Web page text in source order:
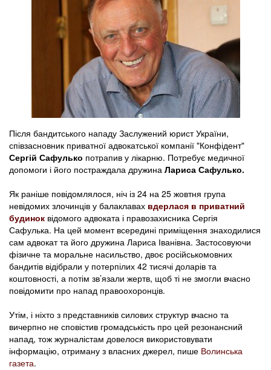
Після бандитського нападу Заслужений юрист України,
співзасновник приватної адвокатської компанії "Конфідент"
Сергій Сафулько потрапив у лікарню. Потребує медичної
допомоги і його постраждала дружина Лариса Сафулько.
Як раніше повідомлялося, ніч із 24 на 25 жовтня група
невідомих злочинців у балаклавах вдерлася в приватний
будинок відомого адвоката і правозахисника Сергія
Сафулька. На цей момент всередині приміщення знаходилися
сам адвокат та його дружина Лариса Іванівна. Застосовуючи
фізичне та моральне насильство, двоє російськомовних
бандитів відібрали у потерпілих 42 тисячі доларів та
коштовності, а потім зв’язали жертв, щоб ті не змогли вчасно
повідомити про напад правоохоронців.
Утім, і ніхто з представників силових структур вчасно та
вичерпно не сповістив громадськість про цей резонансний
напад, тож журналістам довелося використовувати
інформацію, отриману з власних джерел, пише Волинська
газета.